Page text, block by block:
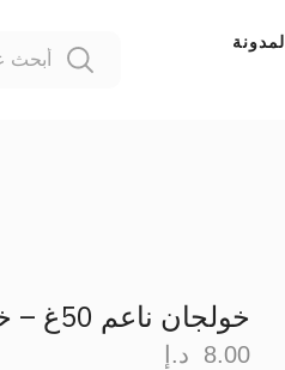
المدونة
خولجان ناعم 50غ – خالٍ من الجلوتين
8.00 د.إ